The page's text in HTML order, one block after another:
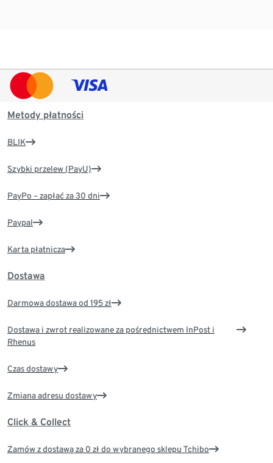
Metody płatności
BLIK
Szybki przelew (PayU)
PayPo – zapłać za 30 dni
Paypal
Karta płatnicza
Dostawa
Darmowa dostawa od 195 zł
Dostawa i zwrot realizowane za pośrednictwem InPost i
Rhenus
Czas dostawy
Zmiana adresu dostawy
Click & Collect
Zamów z dostawą za 0 zł do wybranego sklepu Tchibo